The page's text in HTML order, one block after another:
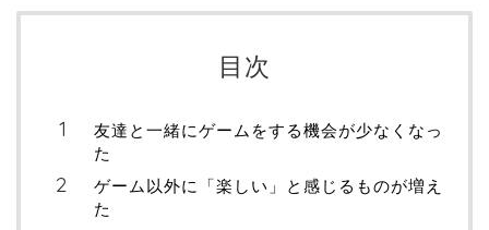
目次
友達と一緒にゲームをする機会が少なくなっ
た
ゲーム以外に「楽しい」と感じるものが増え
た